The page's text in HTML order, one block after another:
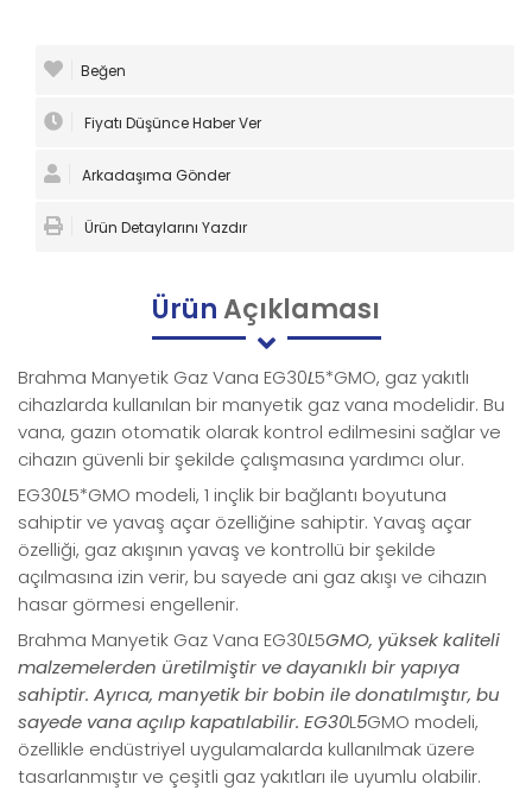
Beğen
Fiyatı Düşünce Haber Ver
Arkadaşıma Gönder
Ürün Detaylarını Yazdır
ÜrünAçıklaması
Brahma Manyetik Gaz Vana EG30L5*GMO, gaz yakıtlı
cihazlarda kullanılan bir manyetik gaz vana modelidir. Bu
vana, gazın otomatik olarak kontrol edilmesini sağlar ve
cihazın güvenli bir şekilde çalışmasına yardımcı olur.
EG30L5*GMO modeli, 1 inçlik bir bağlantı boyutuna
sahiptir ve yavaş açar özelliğine sahiptir. Yavaş açar
özelliği, gaz akışının yavaş ve kontrollü bir şekilde
açılmasına izin verir, bu sayede ani gaz akışı ve cihazın
hasar görmesi engellenir.
Brahma Manyetik Gaz Vana EG30L5GMO, yüksek kaliteli
malzemelerden üretilmiştir ve dayanıklı bir yapıya
sahiptir. Ayrıca, manyetik bir bobin ile donatılmıştır, bu
sayede vana açılıp kapatılabilir. EG30L5GMO modeli,
özellikle endüstriyel uygulamalarda kullanılmak üzere
tasarlanmıştır ve çeşitli gaz yakıtları ile uyumlu olabilir.